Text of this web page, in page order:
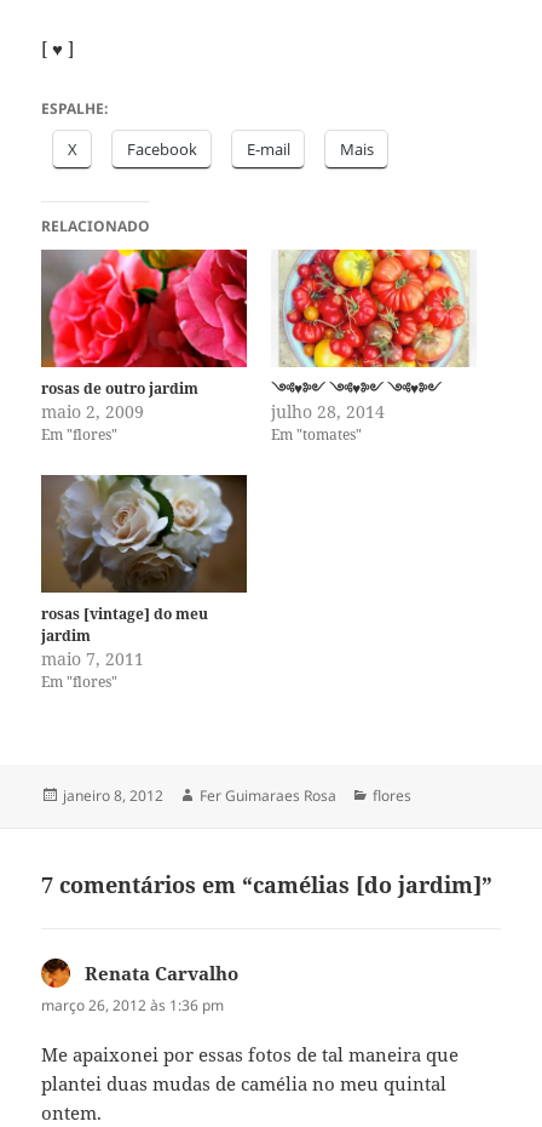
[ ♥ ]
ESPALHE:
X Facebook E-mail Mais
RELACIONADO
rosas de outro jardim
maio 2, 2009
Em "flores"
༺♥༻ ༺♥༻ ༺♥༻
julho 28, 2014
Em "tomates"
rosas [vintage] do meu
jardim
maio 7, 2011
Em "flores"
Publicado
janeiro 8, 2012 Autor
Fer Guimaraes Rosa Categorias
flores
7 comentários em “camélias [do jardim]”
Renata Carvalho
março 26, 2012 às 1:36 pm
Me apaixonei por essas fotos de tal maneira que
plantei duas mudas de camélia no meu quintal
ontem.